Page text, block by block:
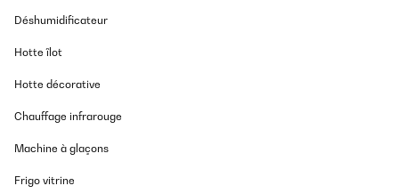
Déshumidificateur
Hotte îlot
Hotte décorative
Chauffage infrarouge
Machine à glaçons
Frigo vitrine